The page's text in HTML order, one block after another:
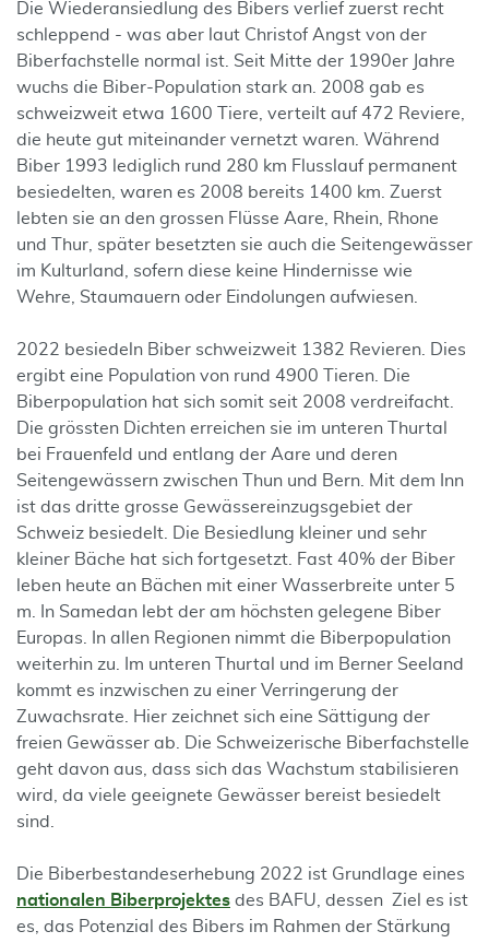
Die Wiederansiedlung des Bibers verlief zuerst recht
schleppend - was aber laut Christof Angst von der
Biberfachstelle normal ist. Seit Mitte der 1990er Jahre
wuchs die Biber-Population stark an. 2008 gab es
schweizweit etwa 1600 Tiere, verteilt auf 472 Reviere,
die heute gut miteinander vernetzt waren. Während
Biber 1993 lediglich rund 280 km Flusslauf permanent
besiedelten, waren es 2008 bereits 1400 km. Zuerst
lebten sie an den grossen Flüsse Aare, Rhein, Rhone
und Thur, später besetzten sie auch die Seitengewässer
im Kulturland, sofern diese keine Hindernisse wie
Wehre, Staumauern oder Eindolungen aufwiesen.
2022 besiedeln Biber schweizweit 1382 Revieren. Dies
ergibt eine Population von rund 4900 Tieren. Die
Biberpopulation hat sich somit seit 2008 verdreifacht.
Die grössten Dichten erreichen sie im unteren Thurtal
bei Frauenfeld und entlang der Aare und deren
Seitengewässern zwischen Thun und Bern. Mit dem Inn
ist das dritte grosse Gewässereinzugsgebiet der
Schweiz besiedelt. Die Besiedlung kleiner und sehr
kleiner Bäche hat sich fortgesetzt. Fast 40% der Biber
leben heute an Bächen mit einer Wasserbreite unter 5
m. In Samedan lebt der am höchsten gelegene Biber
Europas. In allen Regionen nimmt die Biberpopulation
weiterhin zu. Im unteren Thurtal und im Berner Seeland
kommt es inzwischen zu einer Verringerung der
Zuwachsrate. Hier zeichnet sich eine Sättigung der
freien Gewässer ab. Die Schweizerische Biberfachstelle
geht davon aus, dass sich das Wachstum stabilisieren
wird, da viele geeignete Gewässer bereist besiedelt
sind.
Die Biberbestandeserhebung 2022 ist Grundlage eines
nationalen Biberprojektes des BAFU, dessen Ziel es ist
es, das Potenzial des Bibers im Rahmen der Stärkung